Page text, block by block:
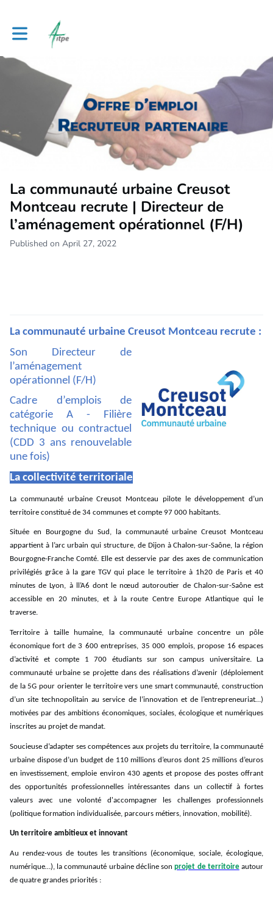
Toggle main navigation
La communauté urbaine Creusot
Montceau recrute | Directeur de
l’aménagement opérationnel (F/H)
Published on April 27, 2022
La communauté urbaine Creusot Montceau recrute :
Son Directeur de
l’aménagement
opérationnel (F/H)
Cadre d’emplois de
catégorie A - Filière
technique ou contractuel
(CDD 3 ans renouvelable
une fois)
La collectivité territoriale
La communauté urbaine Creusot Montceau pilote le développement d’un
territoire constitué de 34 communes et compte 97 000 habitants.
Située en Bourgogne du Sud, la communauté urbaine Creusot Montceau
appartient à l’arc urbain qui structure, de Dijon à Chalon-sur-Saône, la région
Bourgogne-Franche Comté. Elle est desservie par des axes de communication
privilégiés grâce à la gare TGV qui place le territoire à 1h20 de Paris et 40
minutes de Lyon, à ll’A6 dont le nœud autoroutier de Chalon-sur-Saône est
accessible en 20 minutes, et à la route Centre Europe Atlantique qui le
traverse.
Territoire à taille humaine, la communauté urbaine concentre un pôle
économique fort de 3 600 entreprises, 35 000 emplois, propose 16 espaces
d’activité et compte 1 700 étudiants sur son campus universitaire. La
communauté urbaine se projette dans des réalisations d’avenir (déploiement
de la 5G pour orienter le territoire vers une smart communauté, construction
d’un site technopolitain au service de l’innovation et de l’entrepreneuriat…)
motivées par des ambitions économiques, sociales, écologique et numériques
inscrites au projet de mandat.
Soucieuse d’adapter ses compétences aux projets du territoire, la communauté
urbaine dispose d’un budget de 110 millions d’euros dont 25 millions d’euros
en investissement, emploie environ 430 agents et propose des postes offrant
des opportunités professionnelles intéressantes dans un collectif à fortes
valeurs avec une volonté d'accompagner les challenges professionnels
(politique formation individualisée, parcours métiers, innovation, mobilité).
Un territoire ambitieux et innovant
Au rendez-vous de toutes les transitions (économique, sociale, écologique,
numérique…), la communauté urbaine décline sonprojet de territoireautour
de quatre grandes priorités :